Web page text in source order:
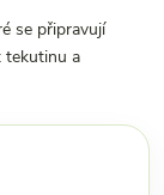
se připravují
tekutinu a